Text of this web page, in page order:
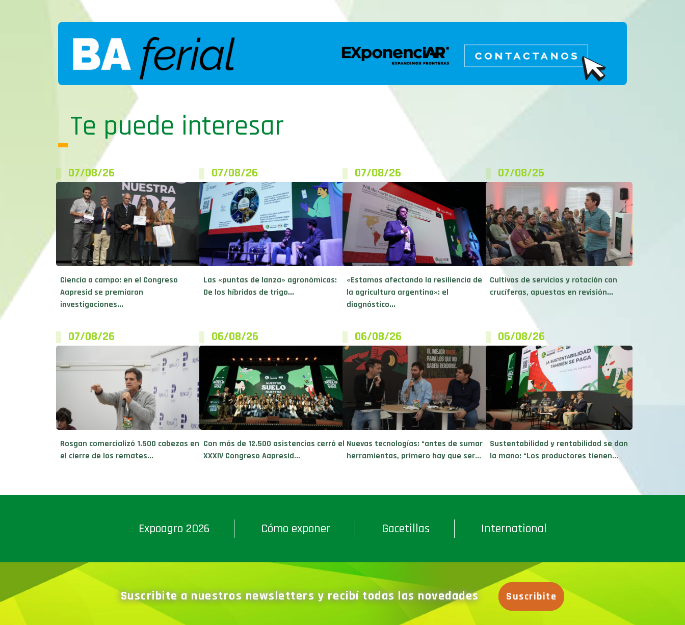
Te puede interesar
07/08/26
Ciencia a campo: en el Congreso
Aapresid se premiaron
investigaciones...
07/08/26
Las «puntas de lanza» agronómicas:
De los híbridos de trigo...
07/08/26
«Estamos afectando la resiliencia de
la agricultura argentina»: el
diagnóstico...
07/08/26
Cultivos de servicios y rotación con
crucíferas, apuestas en revisión...
07/08/26
Rosgan comercializó 1.500 cabezas en
el cierre de los remates...
06/08/26
Con más de 12.500 asistencias cerró el
XXXIV Congreso Aapresid...
06/08/26
Nuevas tecnologías: “antes de sumar
herramientas, primero hay que ser...
06/08/26
Sustentabilidad y rentabilidad se dan
la mano: “Los productores tienen...
Expoagro 2026 Cómo exponer Gacetillas International
Suscribite a nuestros newsletters y recibí todas las novedades Suscribite